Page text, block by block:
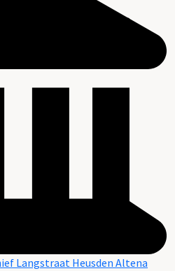
Langstraat Heusden Altena